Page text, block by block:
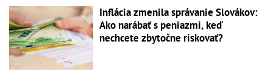
Inflácia zmenila správanie Slovákov:
Ako narábať s peniazmi, keď
nechcete zbytočne riskovať?